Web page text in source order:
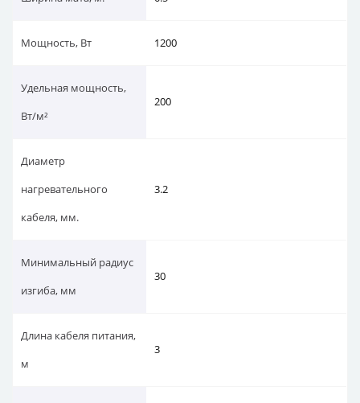
Мощность, Вт 1200
Удельная мощность,
Вт/м²
200
Диаметр
нагревательного
кабеля, мм.
3.2
Минимальный радиус
изгиба, мм
30
Длина кабеля питания,
м
3